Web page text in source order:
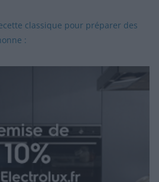
classique pour préparer des
: